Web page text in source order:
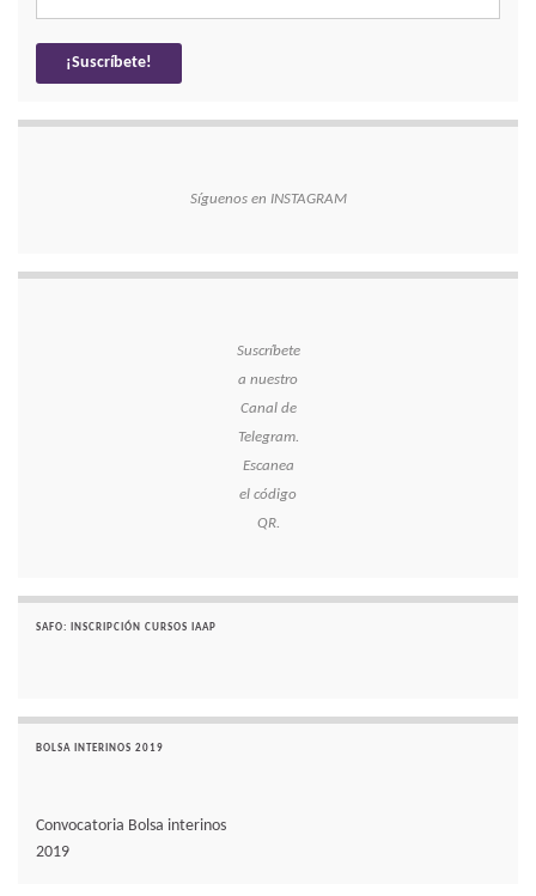
Síguenos en INSTAGRAM
Suscríbete
a nuestro
Canal de
Telegram.
Escanea
el código
QR.
SAFO: INSCRIPCIÓN CURSOS IAAP
BOLSA INTERINOS 2019
Convocatoria Bolsa interinos
2019